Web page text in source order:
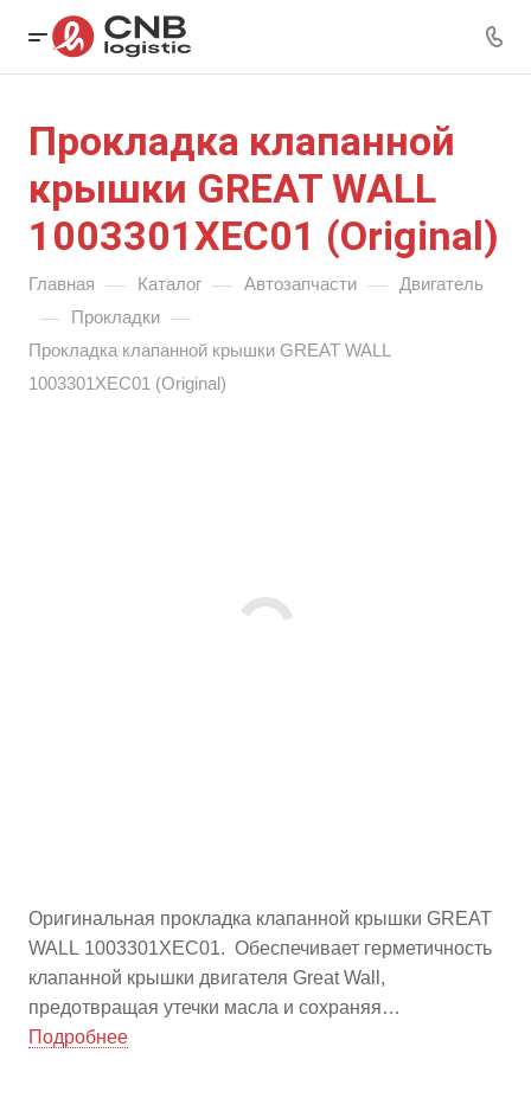
Прокладка клапанной
крышки GREAT WALL
1003301XEC01 (Original)
Главная — Каталог — Автозапчасти — Двигатель
— Прокладки —
Прокладка клапанной крышки GREAT WALL
1003301XEC01 (Original)
Оригинальная прокладка клапанной крышки GREAT
WALL 1003301XEC01. Обеспечивает герметичность
клапанной крышки двигателя Great Wall,
предотвращая утечки масла и сохраняя
оптимальную работу двигателя. Высокое качество,
Подробнее